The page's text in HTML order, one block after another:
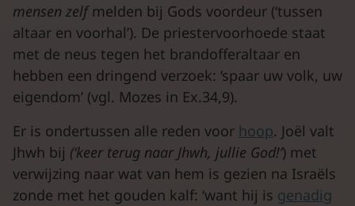
mensen zelfmelden bij Gods voordeur (‘tussen
altaar en voorhal’). De priestervoorhoede staat
met de neus tegen het brandofferaltaar en
hebben een dringend verzoek: ‘spaar uw volk, uw
eigendom’ (vgl. Mozes in Ex.34,9).
Er is ondertussen alle reden voor hoop. Joël valt
Jhwh bij (‘keer terug naar Jhwh, jullie God!’) met
verwijzing naar wat van hem is gezien na Israëls
zonde met het gouden kalf: ‘want hij is genadig